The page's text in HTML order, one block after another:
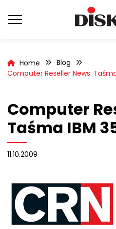
Home
Blog
Computer Reseller News:
Computer
Taśma IBM
11.10.2009